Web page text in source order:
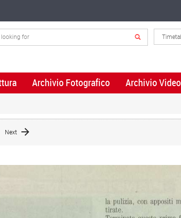
Archivio Fotografico Archivio Video
Next